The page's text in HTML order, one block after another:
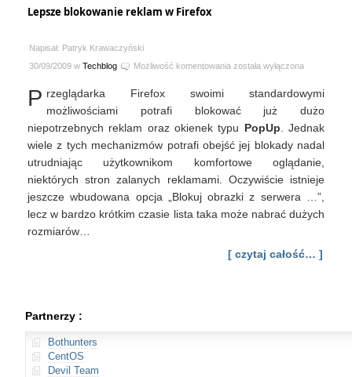
Lepsze blokowanie reklam w Firefox
Napisał: Patryk Krawaczyński
30/09/2009 w Techblog Możliwość komentowania Lepsze
reklam
w
została wyłączona
P rzeglądarka Firefox swoimi standardowymi
możliwościami potrafi blokować już dużo
niepotrzebnych reklam oraz okienek typu PopUp . Jednak
wiele z tych mechanizmów potrafi obejść jej blokady nadal
utrudniając użytkownikom komfortowe oglądanie,
niektórych stron zalanych reklamami. Oczywiście istnieje
jeszcze wbudowana opcja „Blokuj obrazki z serwera …”,
lecz w bardzo krótkim czasie lista taka może nabrać dużych
rozmiarów…
[ czytaj całość… ]
Partnerzy :
Bothunters
CentOS
Devil Team